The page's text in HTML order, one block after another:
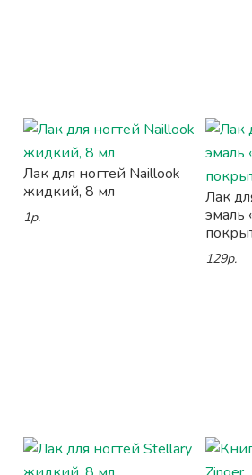
Лак для ногтей Naillook
жидкий, 8 мл
1р.
Лак
эмаль
129р.